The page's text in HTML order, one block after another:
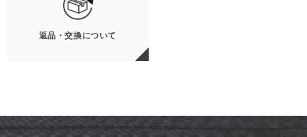
返品・交換について